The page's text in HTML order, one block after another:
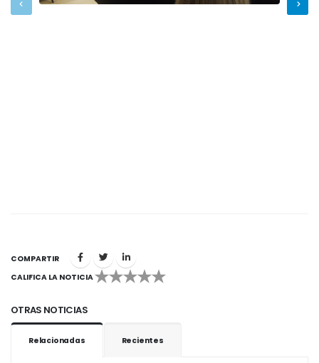
COMPARTIR
CALIFICA LA NOTICIA
1 2 3 4 5
OTRAS NOTICIAS
Relacionadas Recientes